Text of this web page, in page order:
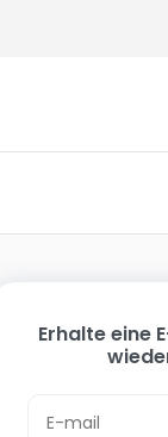
Erhalte eine